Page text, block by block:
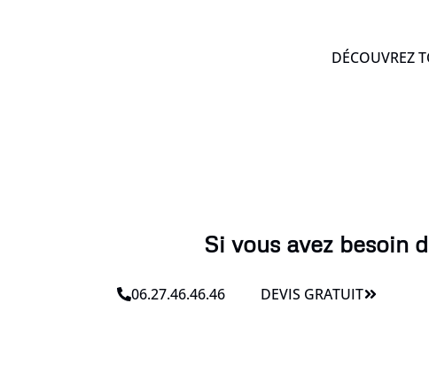
DÉCOUVREZ
Si vous avez besoin
06.27.46.46.46 DEVIS GRATUIT